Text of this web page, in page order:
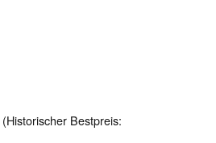
(Historischer Bestpreis: